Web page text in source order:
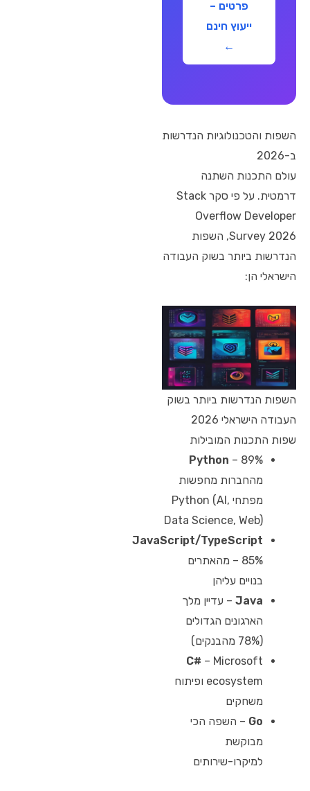
פרטים –
ייעוץ חינם
←
השפות והטכנולוגיות הנדרשות
ב-2026
עולם התכנות השתנה
דרמטית. על פי סקר Stack
Overflow Developer
Survey 2026, השפות
הנדרשות ביותר בשוק העבודה
הישראלי הן:
השפות הנדרשות ביותר בשוק
העבודה הישראלי 2026
שפות התכנות המובילות
Python – 89%
מהחברות מחפשות
מפתחי Python (AI,
Data Science, Web)
JavaScript/TypeScript
– 85% מהאתרים
בנויים עליהן
Java – עדיין מלך
הארגונים הגדולים
(78% מהבנקים)
C# – Microsoft
ecosystem ופיתוח
משחקים
Go – השפה הכי
מבוקשת
למיקרו-שירותים